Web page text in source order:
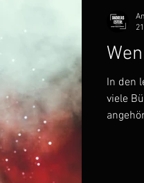
In den
viele